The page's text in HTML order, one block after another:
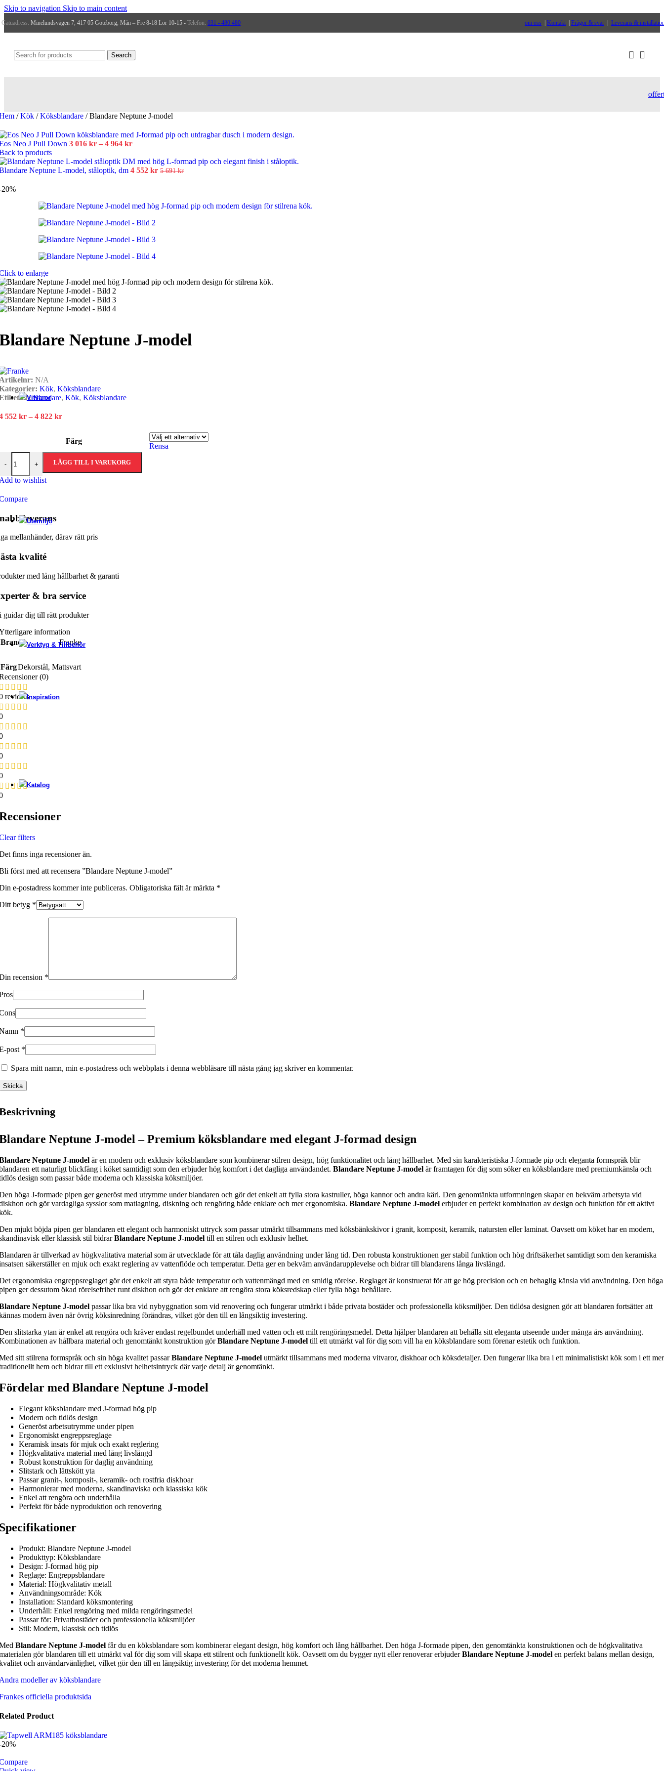
Skip to navigation Skip to main content
Gatuadress: Minelundsvägen 7, 417 05 Göteborg, Mån – Fre 8-18 Lör 10-15 - Telefon: 031 - 480 480 om oss Kontakt Frågor & svar Leverans &
Search
Dusch
Duschvägg
Badkar
Tvättställ
Sten handfat
Porslin handfat
El pop up
Handdukstork​
Spegel
Vitvaror
Häll
Ugn
Utemiljö
Polkant stenar
Trappor
Verktyg & Tillbehör
Verktyg
Inspiration
Kök
Badrum
Katalog
View Large
View Large
cataloge
Bora
HAVEN
View Large
cataloge
Duschbyggarna
View Large
Röroshetta
All Katalog
/ Kök / Köksblandare / Blandare Neptune J-model
Neo J Pull Down 3 016 kr – 4 964 krPrisintervall:
016 kr
till
to products
Neptune L-model, ståloptik, dm Det
5
4 552 krDet
4
5 691kr
20%
to enlarge
Neptune J-model
N/A
Kök, Köksblandare
Blandare, Kök, Köksblandare
552 kr – 4 822 krPrisintervall:
till
4
822 kr
Färg
Rensa
-
Neptune J-model mängd
+ LÄGG TILL I VARUKORG
to wishlist
leverans​
mellanhänder, därav rätt pris
kvalité
med lång hållbarhet & garanti
& bra service
guidar dig till rätt produkter
information
Brand
Franke
FärgDekorstål, Mattsvart
(0)
reviews
filters
finns inga recensioner än.
först med att recensera ”Blandare Neptune J-model”
e-postadress kommer inte publiceras. Obligatoriska fält är märkta *
betyg *
recension *
*
post *
Spara mitt namn, min e-postadress och webbplats i denna webbläsare till nästa gång jag skriver en kommentar.
Neptune J-model – Premium köksblandare med elegant J-formad design
Neptune J-model är en modern och exklusiv köksblandare som kombinerar stilren design, hög funktionalitet och lång hållbarhet. Med sin karakteristiska J-formade pip och eleganta formspråk blir
ett naturligt blickfång i köket samtidigt som den erbjuder hög komfort i det dagliga användandet. Blandare Neptune J-model är framtagen för dig som söker en köksblandare med premiumkänsla och
design som passar både moderna och klassiska köksmiljöer.
höga J-formade pipen ger generöst med utrymme under blandaren och gör det enkelt att fylla stora kastruller, höga kannor och andra kärl. Den genomtänkta utformningen skapar en bekväm arbetsyta vid
och gör vardagliga sysslor som matlagning, diskning och rengöring både enklare och mer ergonomiska. Blandare Neptune J-model erbjuder en perfekt kombination av design och funktion för ett aktivt
mjukt böjda pipen ger blandaren ett elegant och harmoniskt uttryck som passar utmärkt tillsammans med köksbänkskivor i granit, komposit, keramik, natursten eller laminat. Oavsett om köket har en modern,
eller klassisk stil bidrarBlandare Neptune J-model till en stilren och exklusiv helhet.
är tillverkad av högkvalitativa material som är utvecklade för att tåla daglig användning under lång tid. Den robusta konstruktionen ger stabil funktion och hög driftsäkerhet samtidigt som den keramiska
säkerställer en mjuk och exakt reglering av vattenflöde och temperatur. Detta ger en bekväm användarupplevelse och bidrar till blandarens långa livslängd.
ergonomiska engreppsreglaget gör det enkelt att styra både temperatur och vattenmängd med en smidig rörelse. Reglaget är konstruerat för att ge hög precision och en behaglig känsla vid användning. Den höga
ger dessutom ökad rörelsefrihet runt diskhon och gör det enklare att rengöra stora köksredskap eller fylla höga behållare.
Neptune J-model passar lika bra vid nybyggnation som vid renovering och fungerar utmärkt i både privata bostäder och professionella köksmiljöer. Den tidlösa designen gör att blandaren fortsätter att
modern även när övrig köksinredning förändras, vilket gör den till en långsiktig investering.
slitstarka ytan är enkel att rengöra och kräver endast regelbundet underhåll med vatten och ett milt rengöringsmedel. Detta hjälper blandaren att behålla sitt eleganta utseende under många års användning.
av hållbara material och genomtänkt konstruktion görBlandare Neptune J-model till ett utmärkt val för dig som vill ha en köksblandare som förenar estetik och funktion.
sitt stilrena formspråk och sin höga kvalitet passarBlandare Neptune J-model utmärkt tillsammans med moderna vitvaror, diskhoar och köksdetaljer. Den fungerar lika bra i ett minimalistiskt kök som i ett mer
hem och bidrar till ett exklusivt helhetsintryck där varje detalj är genomtänkt.
med Blandare Neptune J-model
Elegant köksblandare med J-formad hög pip
Modern och tidlös design
Generöst arbetsutrymme under pipen
Ergonomiskt engreppsreglage
Keramisk insats för mjuk och exakt reglering
Högkvalitativa material med lång livslängd
Robust konstruktion för daglig användning
Slitstark och lättskött yta
Passar granit-, komposit-, keramik- och rostfria diskhoar
Harmonierar med moderna, skandinaviska och klassiska kök
Enkel att rengöra och underhålla
Perfekt för både nyproduktion och renovering
Produkt: Blandare Neptune J-model
Produkttyp: Köksblandare
Design: J-formad hög pip
Reglage: Engreppsblandare
Material: Högkvalitativ metall
Användningsområde: Kök
Installation: Standard köksmontering
Underhåll: Enkel rengöring med milda rengöringsmedel
Passar för: Privatbostäder och professionella köksmiljöer
Stil: Modern, klassisk och tidlös
Blandare Neptune J-model får du en köksblandare som kombinerar elegant design, hög komfort och lång hållbarhet. Den höga J-formade pipen, den genomtänkta konstruktionen och de högkvalitativa
gör blandaren till ett utmärkt val för dig som vill skapa ett stilrent och funktionellt kök. Oavsett om du bygger nytt eller renoverar erbjuderBlandare Neptune J-model en perfekt balans mellan design,
och användarvänlighet, vilket gör den till en långsiktig investering för det moderna hemmet.
modeller av köksblandare
officiella produktsida
Product
20%